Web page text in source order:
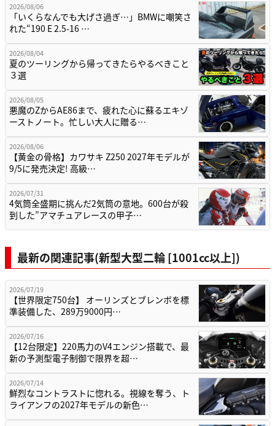
2026/08/06
「いくらなんでも大げさ過ぎ…」BMWに嘲笑さ
れた“190 E 2.5-16 …
2026/08/04
夏のツーリングから帰ってきたらやるべきこと
３選
2026/08/05
悪魔のZからAE86まで、疲れた心に蘇るエキゾ
ーストノート。忙しい大人に贈る…
2026/08/06
【黄金の骨格】カワサキ Z250 2027年モデルが
9/5に発売決定! 高級…
2026/07/31
4気筒全盛期に挑んだ2気筒の意地。600台が殺
到した”アマチュアレースの甲子…
最新の関連記事(新型大型二輪 [1001cc以上])
2026/07/19
【世界限定750台】 オーリンズとブレンボを標
準装備した、289万9000円…
2026/07/16
【12台限定】220馬力のV4エンジン搭載で、最
新の予測型電子制御で限界を超…
2026/07/14
鮮烈なコントラストに惚れる。視線を奪う、ト
ライアンフの2027年モデルの新色…